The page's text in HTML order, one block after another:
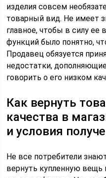
изделия совсем
товарный вид. Не имеет
главное, чтобы в силу ее
функций было понятно,
Продавец обязуется
недостатки,
говорить о его низком
Как вернуть
качества в
и условия
Не все потребители
вернуть купленную вещь